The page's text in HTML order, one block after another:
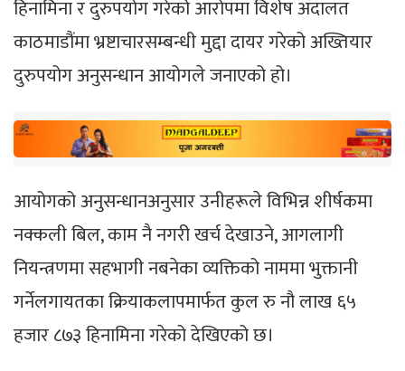
हिनामिना र दुरुपयोग गरेको आरोपमा विशेष अदालत
काठमाडौंमा भ्रष्टाचारसम्बन्धी मुद्दा दायर गरेको अख्तियार
दुरुपयोग अनुसन्धान आयोगले जनाएको हो।
आयोगको अनुसन्धानअनुसार उनीहरूले विभिन्न शीर्षकमा
नक्कली बिल, काम नै नगरी खर्च देखाउने, आगलागी
नियन्त्रणमा सहभागी नबनेका व्यक्तिको नाममा भुक्तानी
गर्नेलगायतका क्रियाकलापमार्फत कुल रु नौ लाख ६५
हजार ८७३ हिनामिना गरेको देखिएको छ।